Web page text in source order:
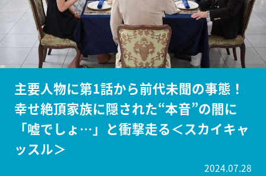
主要人物に第1話から前代未聞の事態！
幸せ絶頂家族に隠された“本音”の闇に
「嘘でしょ…」と衝撃走る＜スカイキャ
ッスル＞
2024.07.28